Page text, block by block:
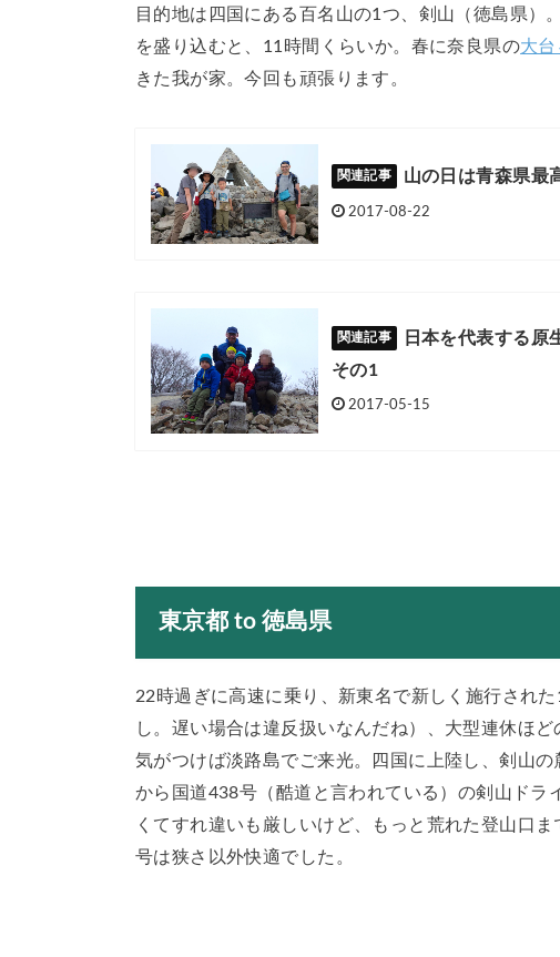
目的地は四国にある百名山の1つ、 剣山（徳島県）
を盛り込むと、11時間くらいか。春に奈良県の大台
きた我が家。今回も頑張ります。
山の日は青森県最
2017-08-22
日本を代表する原
その1
2017-05-15
東京都 to 徳島県
22時過ぎに高速に乗り、新東名で新しく施行され
し。遅い場合は違反扱いなんだね）、大型連休ほ
気がつけば淡路島でご来光。四国に上陸し、剣山
から国道438号（酷道と言われている）の剣山ド
くてすれ違いも厳しいけど、もっと荒れた登山口
号は狭さ以外快適でした。